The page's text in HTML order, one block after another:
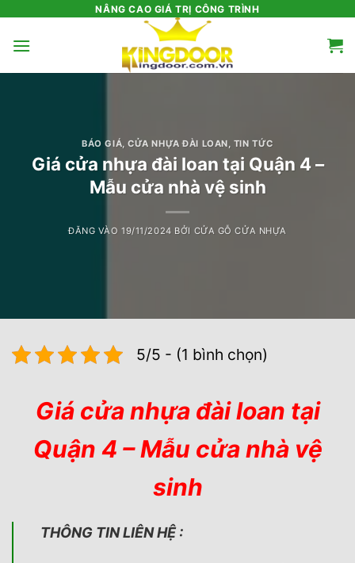
nội
NÂNG CAO GIÁ TRỊ CÔNG TRÌNH
BÁO GIÁ ,CỬA NHỰA ĐÀI LOAN TIN TỨC
Giá cửa nhựa đài loan tại Quận 4 –
Mẫu cửa nhà vệ sinh
ĐĂNG VÀO19/11/2024 BỞI CỬA GỖ CỬA NHỰA
5/5 - (1 bình chọn)
Giá cửa nhựa đài loan tại
Quận 4 – Mẫu cửa nhà vệ
sinh
THÔNG TIN LIÊN HỆ :